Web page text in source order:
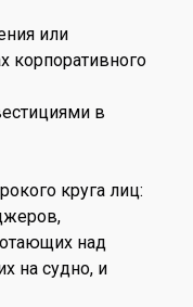
или
корпоративного
в
круга лиц:
над
на судно, и